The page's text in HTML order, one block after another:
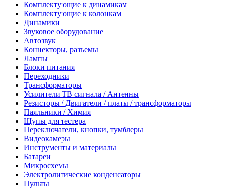
Комплектующие к динамикам
Комплектующие к колонкам
Динамики
Звуковое оборудование
Автозвук
Коннекторы, разъемы
Лампы
Блоки питания
Переходники
Трансформаторы
Усилители ТВ сигнала / Антенны
Резисторы / Двигатели / платы / трансформаторы
Паяльники / Химия
Щупы для тестера
Переключатели, кнопки, тумблеры
Видеокамеры
Инструменты и материалы
Батареи
Микросхемы
Электролитические конденсаторы
Пульты